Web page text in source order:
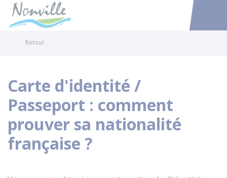
Accéder
Retour
Carte d'identité /
Passeport : comment
prouver sa nationalité
française ?